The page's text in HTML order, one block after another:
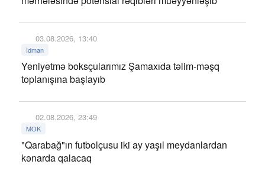
03.08.2026, 13:40
İdman
Yeniyetmə boksçularımız Şamaxıda təlim-məşq
toplanışına başlayıb
02.08.2026, 23:49
MOK
"Qarabağ"ın futbolçusu iki ay yaşıl meydanlardan
kənarda qalacaq